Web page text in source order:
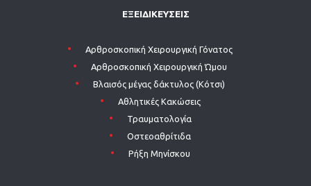
ΕΞΕΙΔΙΚΕΥΣΕΙΣ
Aρθροσκοπική Χειρουργική Γόνατος
Aρθροσκοπική Χειρουργική Ώμου
Βλαισός μέγας δάκτυλος (Κότσι)
Αθλητικές Κακώσεις
Τραυματολογία
Οστεοαθρίτιδα
Ρήξη Μηνίσκου